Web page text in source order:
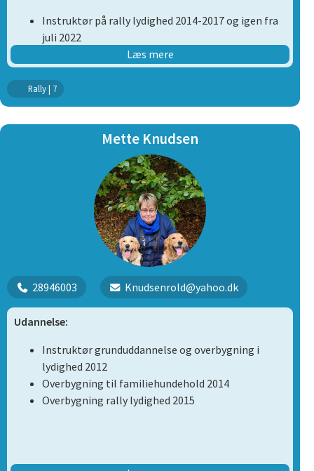
Instruktør på rally lydighed 2014-2017 og igen fra
juli 2022
Træner pt rally, nosework og lydighed med egen
hund
Trænet hund siden 2008
Medlem af bestyrelsen/formand 2010-2016
Jeg har Hugo, en dejlig hvis schweizisk hyrdehund, som vi
Jeg brænder meget for kontakten mellem hund og
fører, da jeg mener, det er det vigtigste grundlag for
enhver træningsform. Jeg kan godt lide de lidt finurlige
spørgsmål, der kommer til hundetræning og at hjælpe
lidt ud over "at hunden skal sidde lige".
Læs mere
Rally | 7
Mette Knudsen
28946003 Knudsenrold@yahoo.dk
Udannelse:
Instruktør grunduddannelse og overbygning i
lydighed 2012
Overbygning til familiehundehold 2014
Overbygning rally lydighed 2015